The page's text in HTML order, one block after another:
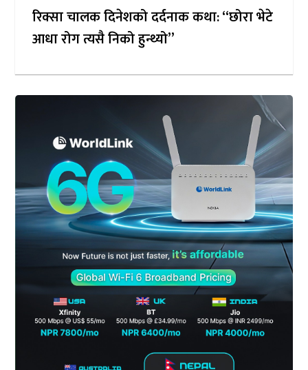
रिक्सा चालक दिनेशको दर्दनाक कथा: “छोरा भेटे
आधा रोग त्यसै निको हुन्थ्यो”